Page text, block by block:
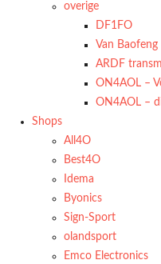
overige
DF1FO
Van
ARDF
ON4AOL –
ON4AOL –
Shops
All4O
Best4O
Idema
Byonics
Sign-Sport
olandsport
Emco Electronics